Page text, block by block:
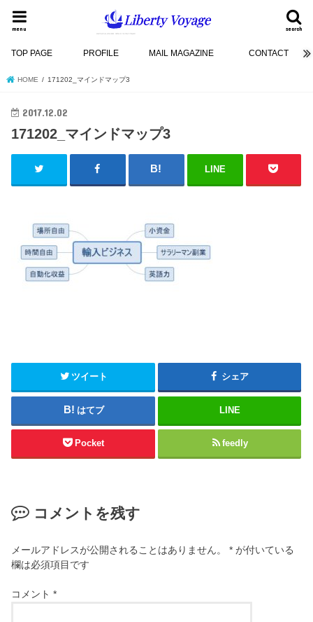
search
menu
TOP PAGE PROFILE MAIL MAGAZINE CONTACT
HOME 171202_マインドマップ3
2017.12.02
171202_マインドマップ3
LINE
ツイート シェア
はてブ LINE
Pocket feedly
コメントを残す
メールアドレスが公開されることはありません。 * が付いている
欄は必須項目です
コメント*